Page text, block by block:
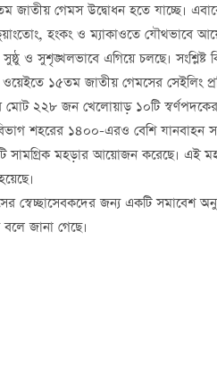
গেমস উদ্বোধন হতে যাচ্ছে।
হংকং ও ম্যাকাওতে যৌথভাবে
ও সুশৃঙ্খলভাবে এগিয়ে চলছে।
১৫তম জাতীয় গেমসের সেইলিং
২২৮ জন খেলোয়াড় ১০টি স্বর্ণপদকের
শহরের ১৪০০-এরও বেশি যানবাহন
সামগ্রিক মহড়ার আয়োজন করেছে। এই
স্বেচ্ছাসেবকদের জন্য একটি সমাবেশ
জানা গেছে।